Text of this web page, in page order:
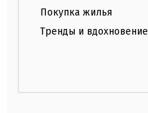
Покупка жилья
Тренды и вдохновение